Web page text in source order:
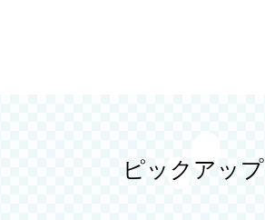
ピックアップ